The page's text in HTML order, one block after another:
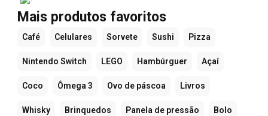
Mais produtos favoritos
Café Celulares Sorvete Sushi Pizza
Nintendo Switch LEGO Hambúrguer Açaí
Coco Ômega 3 Ovo de páscoa Livros
Whisky Brinquedos Panela de pressão Bolo